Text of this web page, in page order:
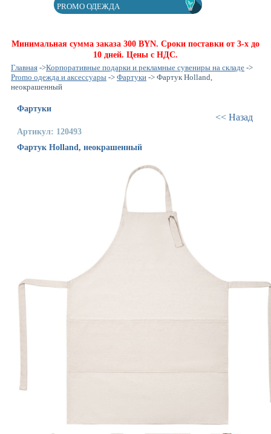
PROMO ОДЕЖДА
Минимальная сумма заказа 300 BYN. Сроки поставки от 3-х до
10 дней. Цены с НДС.
Главная ->Корпоративные подарки и рекламные сувениры на складе ->
Promo одежда и аксессуары -> Фартуки -> Фартук Holland,
неокрашенный
<< Назад
Фартуки
Артикул: 120493
Фартук Holland, неокрашенный